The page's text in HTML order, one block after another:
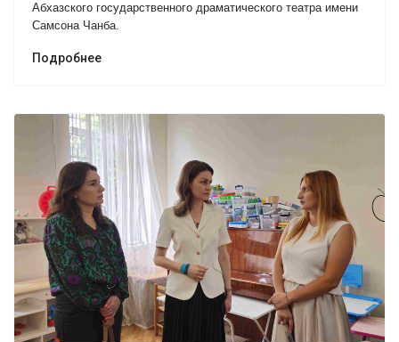
Абхазского государственного драматического театра имени
Самсона Чанба.
Подробнее